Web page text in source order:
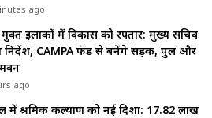
ago
इलाकों में विकास को रफ्तार: मुख्य सचिव
निर्देश, CAMPA फंड से बनेंगे सड़क, पुल और
ago
में श्रमिक कल्याण को नई दिशा: 17.82 लाख